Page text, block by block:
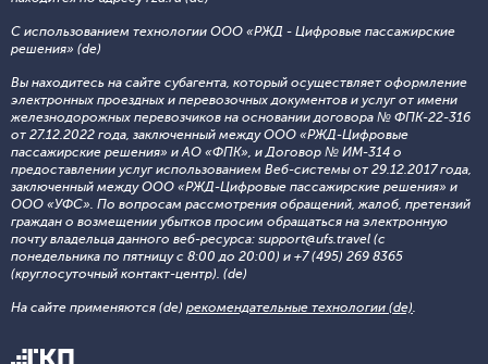
С использованием технологии ООО «РЖД - Цифровые пассажирские
решения» (de)
Вы находитесь на сайте субагента, который осуществляет оформление
электронных проездных и перевозочных документов и услуг от имени
железнодорожных перевозчиков на основании договора № ФПК-22-316
от 27.12.2022 года, заключенный между ООО «РЖД-Цифровые
пассажирские решения» и АО «ФПК», и Договор № ИМ-314 о
предоставлении услуг использованием Веб-системы от 29.12.2017 года,
заключенный между ООО «РЖД-Цифровые пассажирские решения» и
ООО «УФС». По вопросам рассмотрения обращений, жалоб, претензий
граждан о возмещении убытков просим обращаться на электронную
почту владельца данного веб-ресурса: support@ufs.travel (с
понедельника по пятницу с 8:00 до 20:00) и +7 (495) 269 8365
(круглосуточный контакт-центр). (de)
На сайте применяются (de) рекомендательные технологии (de)